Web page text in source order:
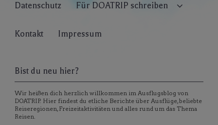
Datenschutz Für DOATRIP schreiben
Kontakt Impressum
Bist du neu hier?
Wir heißen dich herzlich willkommen im Ausflugsblog von
DOATRIP. Hier findest du etliche Berichte über Ausflüge, beliebte
Reiseregionen, Freizeitaktivitäten und alles rund um das Thema
Reisen.